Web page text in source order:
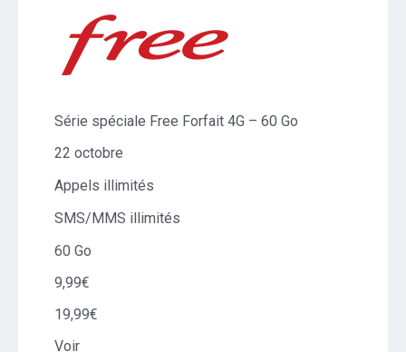
Série spéciale Free Forfait 4G – 60 Go
22 octobre
Appels illimités
SMS/MMS illimités
60 Go
9,99€
19,99€
Voir